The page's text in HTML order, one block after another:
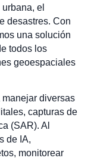
el
desastres. Con
una solución
todos los
geoespaciales
diversas
capturas de
(SAR). Al
de IA,
monitorear